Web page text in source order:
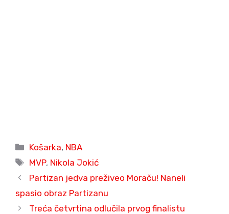
Categories
Košarka, NBA
Tags
MVP, Nikola Jokić
Partizan jedva preživeo Moraču! Naneli
spasio obraz Partizanu
Treća četvrtina odlučila prvog finalistu